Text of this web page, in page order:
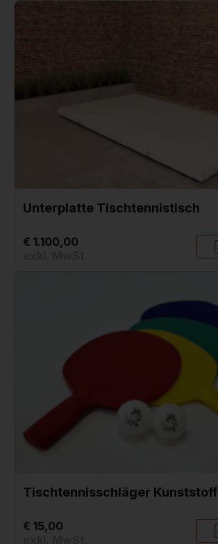
Unterplatte Tischtennistisch
€ 1.100,00
Tischtennisschläger Kunststoff
€ 15,00